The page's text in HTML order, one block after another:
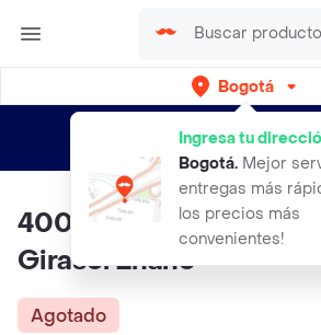
Bogotá
Ingresa tu
Bogotá. Mejor
entregas más
los precios más
convenientes!
envíos gratis por semanas
400 Semillas
Girasol Enano
Agotado